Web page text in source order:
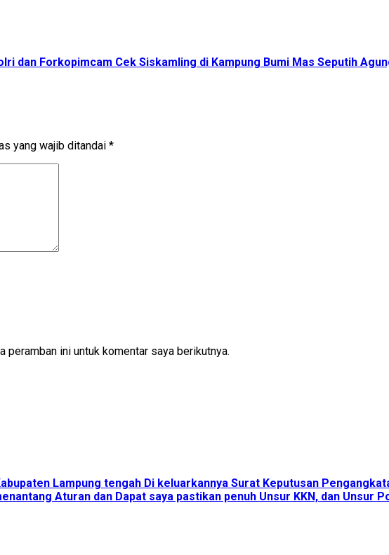
dan Forkopimcam Cek Siskamling di Kampung Bumi Mas Seputih
yang wajib ditandai *
peramban ini untuk komentar saya berikutnya.
Lampung tengah Di keluarkannya Surat Keputusan
Aturan dan Dapat saya pastikan penuh Unsur KKN, dan Unsur